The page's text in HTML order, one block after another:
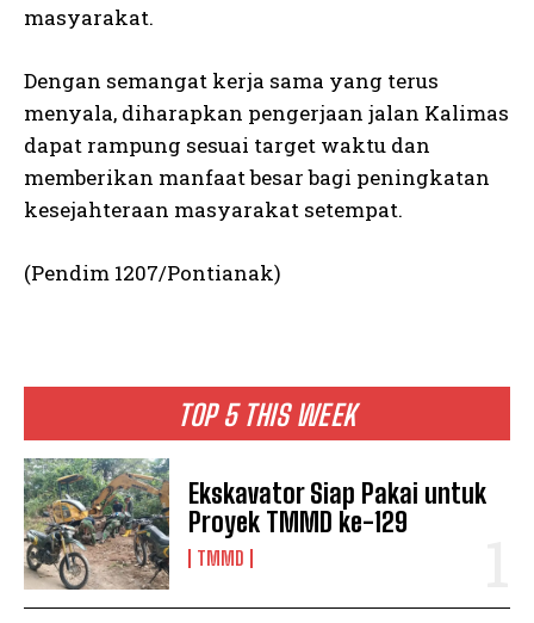
TOP 5 THIS WEEK
Ekskavator Siap Pakai untuk
Proyek TMMD ke-129
TMMD
masyarakat.
Dengan semangat kerja sama yang terus
menyala, diharapkan pengerjaan jalan Kalimas
dapat rampung sesuai target waktu dan
memberikan manfaat besar bagi peningkatan
kesejahteraan masyarakat setempat.
(Pendim 1207/Pontianak)